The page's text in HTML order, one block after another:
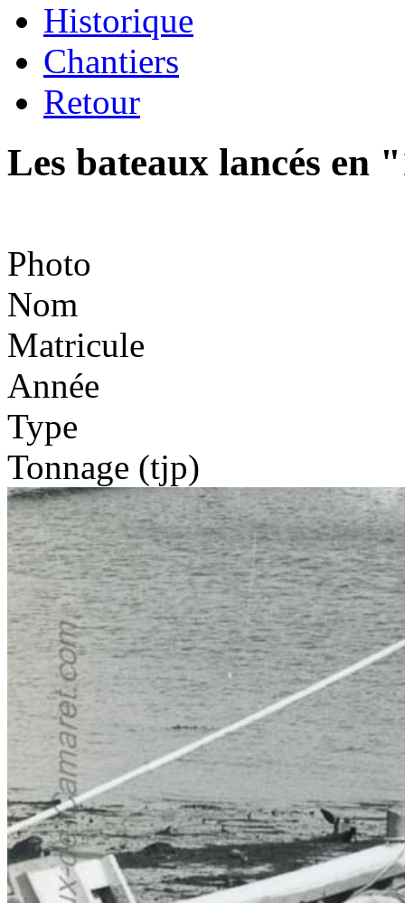
Historique
Chantiers
Retour
Les bateaux lancés en
Photo
Nom
Matricule
Année
Type
Tonnage (tjp)